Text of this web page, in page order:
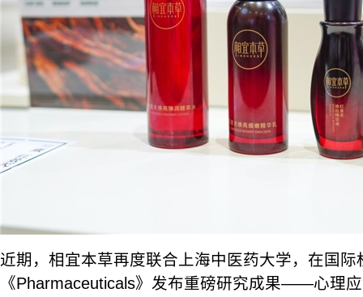
近期，相宜本草再度联合上海中医药大学，在国际
《Pharmaceuticals》发布重磅研究成果——心理